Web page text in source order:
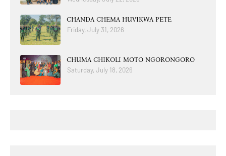
CHANDA CHEMA HUVIKWA PETE
Friday, July 31, 2026
CHUMA CHIKOLI MOTO NGORONGORO
Saturday, July 18, 2026